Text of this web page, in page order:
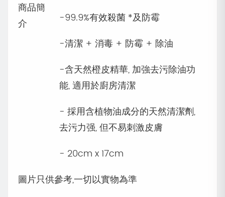
商品簡
介
-99.9%有效殺菌 *及防霉
-清潔 + 消毒 + 防霉 + 除油
-含天然橙皮精華, 加強去污除油功
能, 適用於廚房清潔
- 採用含植物油成分的天然清潔劑,
去污力强, 但不易刺激皮膚
- 20cm x 17cm
圖片只供參考,一切以實物為準